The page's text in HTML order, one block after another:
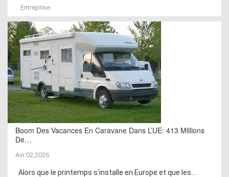
Entreprise
Boom Des Vacances En Caravane Dans L’UE: 413 Millions
De…
Avr 02,2026
Alors que le printemps s’installe en Europe et que les...